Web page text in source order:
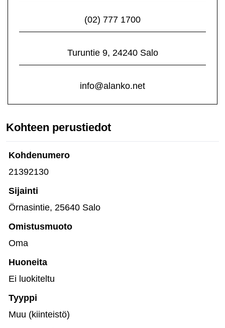
(02) 777 1700
Turuntie 9, 24240 Salo
info@alanko.net
Kohteen perustiedot
Kohdenumero
21392130
Sijainti
Örnasintie, 25640 Salo
Omistusmuoto
Oma
Huoneita
Ei luokiteltu
Tyyppi
Muu (kiinteistö)